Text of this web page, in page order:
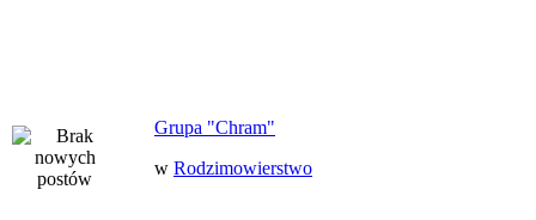
Grupa "Chram"
w Rodzimowierstwo